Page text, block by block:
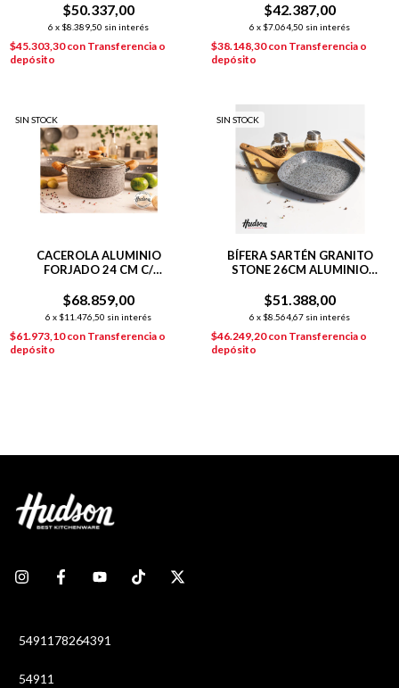
$50.337,00
6 x $8.389,50 sin interés
$45.303,30con Transferencia o
depósito
$42.387,00
6 x $7.064,50 sin interés
$38.148,30con Transferencia o
depósito
SIN STOCK
CACEROLA ALUMINIO
FORJADO 24 CM C/
STONE
$68.859,00
6 x $11.476,50 sin interés
$61.973,10con Transferencia o
depósito
SIN STOCK
BÍFERA SARTÉN GRANITO
STONE 26CM ALUMINIO
$51.388,00
6 x $8.564,67 sin interés
$46.249,20con Transferencia o
depósito
5491178264391
54911